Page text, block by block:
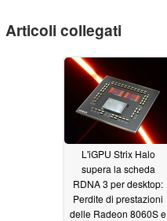
Articoli collegati
L'iGPU Strix Halo
supera la scheda
RDNA 3 per desktop:
Perdite di prestazioni
delle Radeon 8060S e